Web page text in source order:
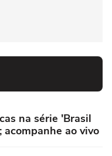
na série 'Brasil
acompanhe ao vivo